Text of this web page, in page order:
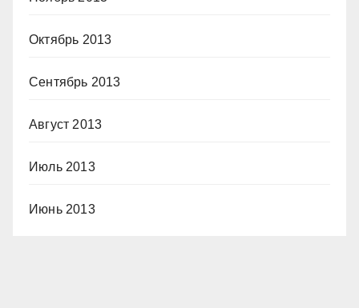
Октябрь 2013
Сентябрь 2013
Август 2013
Июль 2013
Июнь 2013